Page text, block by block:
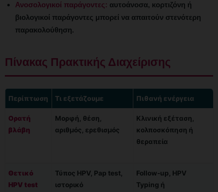
Ανοσολογικοί παράγοντες: αυτοάνοσα, κορτιζόνη ή
βιολογικοί παράγοντες μπορεί να απαιτούν στενότερη
παρακολούθηση.
Πίνακας Πρακτικής Διαχείρισης
Περίπτωση Τι εξετάζουμε Πιθανή ενέργεια
Ορατή
βλάβη
Μορφή, θέση,
αριθμός, ερεθισμός
Κλινική εξέταση,
κολποσκόπηση ή
θεραπεία
Θετικό
HPV test
Τύπος HPV, Pap test,
ιστορικό
Follow-up, HPV
Typing ή